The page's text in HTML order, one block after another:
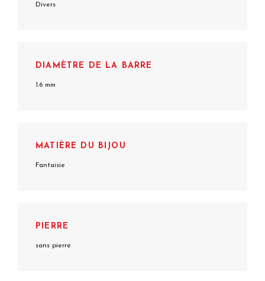
Divers
DIAMÈTRE DE LA BARRE
1.6 mm
MATIÈRE DU BIJOU
Fantaisie
PIERRE
sans pierre